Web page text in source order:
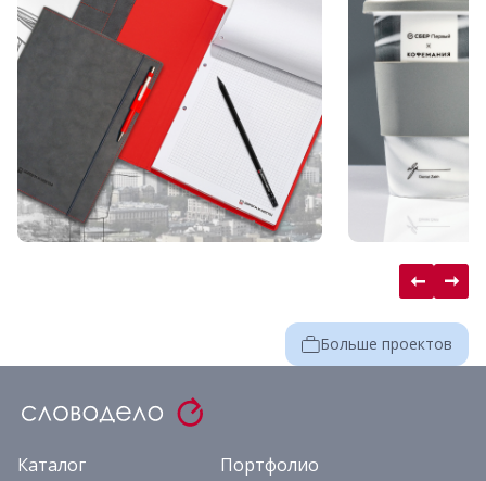
Больше проектов
Каталог
Портфолио